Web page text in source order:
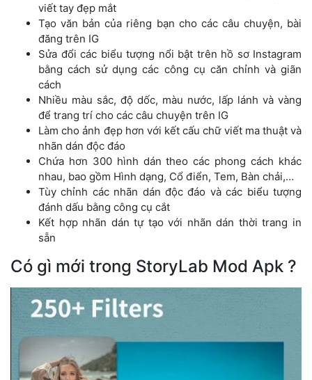
viết tay đẹp mắt
Tạo văn bản của riêng bạn cho các câu chuyện, bài
đăng trên IG
Sửa đổi các biểu tượng nổi bật trên hồ sơ Instagram
bằng cách sử dụng các công cụ căn chỉnh và giãn
cách
Nhiều màu sắc, độ dốc, màu nước, lấp lánh và vàng
để trang trí cho các câu chuyện trên IG
Làm cho ảnh đẹp hơn với kết cấu chữ viết ma thuật và
nhãn dán độc đáo
Chứa hơn 300 hình dán theo các phong cách khác
nhau, bao gồm Hình dạng, Cổ điển, Tem, Bàn chải,…
Tùy chỉnh các nhãn dán độc đáo và các biểu tượng
đánh dấu bằng công cụ cắt
Kết hợp nhãn dán tự tạo với nhãn dán thời trang in
sẵn
Có gì mới trong StoryLab Mod Apk ?